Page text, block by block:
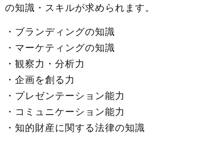
の知識・スキルが求められます。
・ブランディングの知識
・マーケティングの知識
・観察力・分析力
・企画を創る力
・プレゼンテーション能力
・コミュニケーション能力
・知的財産に関する法律の知識